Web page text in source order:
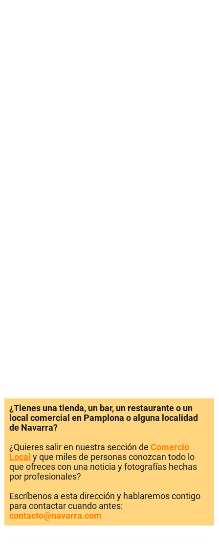
¿Tienes una tienda, un bar, un restaurante o un
local comercial en Pamplona o alguna localidad
de Navarra?
¿Quieres salir en nuestra sección de Comercio
Local y que miles de personas conozcan todo lo
que ofreces con una noticia y fotografías hechas
por profesionales?
Escríbenos a esta dirección y hablaremos contigo
para contactar cuando antes:
contacto@navarra.com